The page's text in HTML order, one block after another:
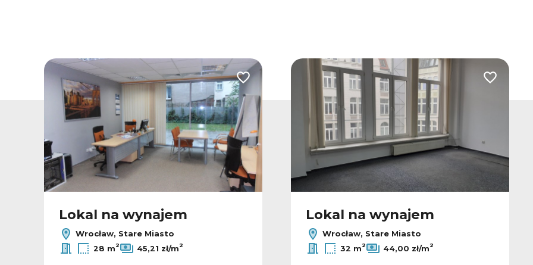
do ulubionych Dodaj do ulubionych
Lokal na wynajem
Wrocław, Stare Miasto
28 m2 45,21 zł/m2
Dodaj do
Lokal na wynajem
Wrocław, Stare Miasto
32 m2 44,00 zł/m2